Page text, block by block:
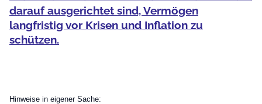
darauf ausgerichtet sind, Vermögen
langfristig vor Krisen und Inflation zu
schützen.
Hinweise in eigener Sache: